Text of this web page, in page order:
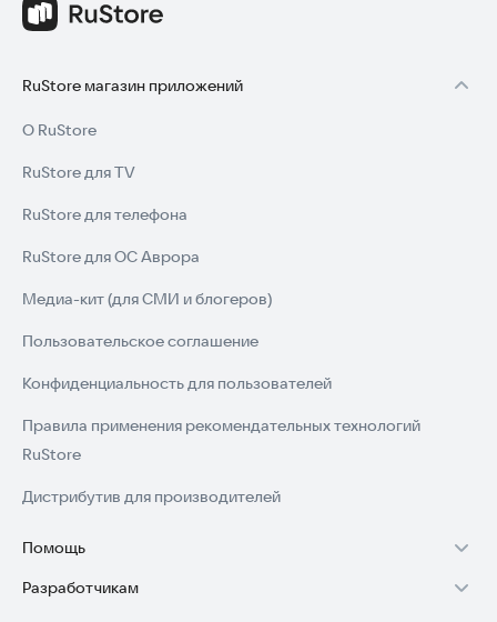
RuStore магазин приложений
О RuStore
RuStore для TV
RuStore для телефона
RuStore для ОС Аврора
Медиа-кит (для СМИ и блогеров)
Пользовательское соглашение
Конфиденциальность для пользователей
Правила применения рекомендательных технологий
RuStore
Дистрибутив для производителей
Помощь
Установка RuStore на TV
Разработчикам